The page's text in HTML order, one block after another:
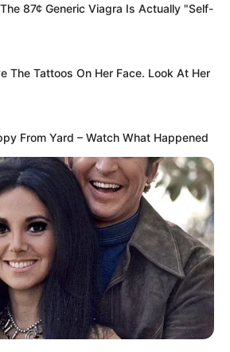
87¢ Generic Viagra Is Actually "Self-
The Tattoos On Her Face. Look At Her
From Yard – Watch What Happened